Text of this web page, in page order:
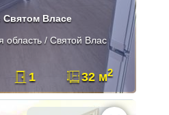
Святом Власе
область / Святой Влас
1 32 м2